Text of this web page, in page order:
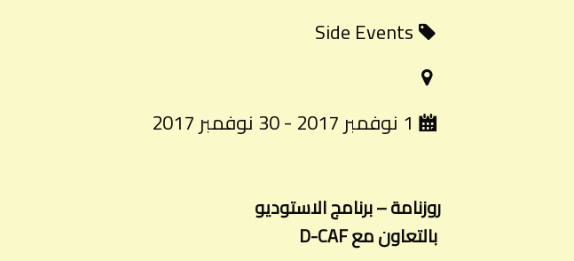
Side Events
1 نوفمبر 2017 - 30 نوفمبر 2017
روزنامة – برنامج الاستوديو
بالتعاون مع D-CAF